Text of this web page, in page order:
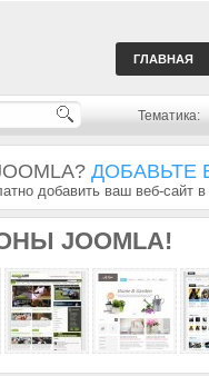
ГЛАВНАЯ
Тематика:
ДОБАВЬТЕ
добавить ваш веб-сайт
JOOMLA!